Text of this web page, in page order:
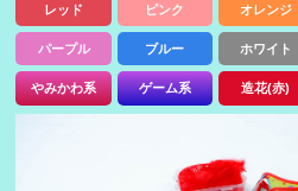
レッド ピンク オレンジ
パープル ブルー ホワイト
やみかわ系 ゲーム系 造花(赤)